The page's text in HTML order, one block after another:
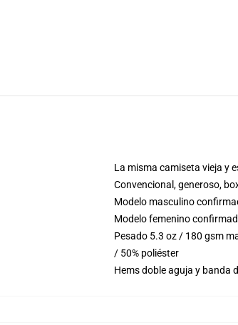
La misma camiseta vieja y
Convencional, generoso,
Modelo masculino
Modelo femenino
Pesado 5.3 oz / 180 gsm
/ 50% poliéster
Hems doble aguja y banda